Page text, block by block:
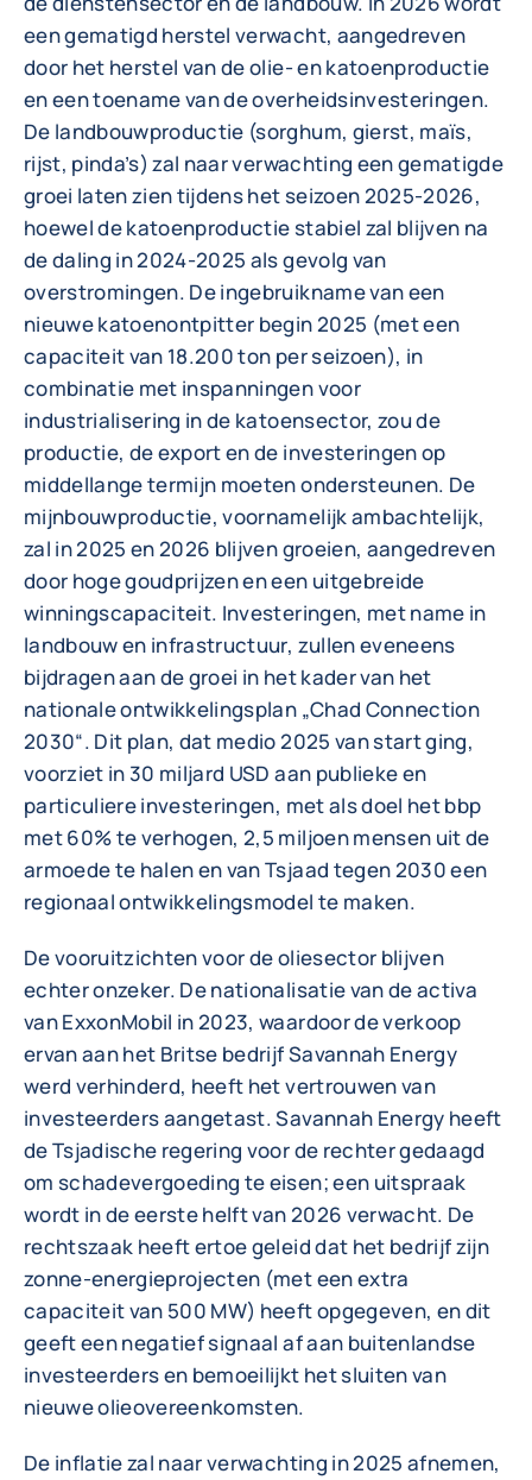
een gematigd herstel verwacht, aangedreven
door het herstel van de olie- en katoenproductie
en een toename van de overheidsinvesteringen.
De landbouwproductie (sorghum, gierst, maïs,
rijst, pinda’s) zal naar verwachting een gematigde
groei laten zien tijdens het seizoen 2025-2026,
hoewel de katoenproductie stabiel zal blijven na
de daling in 2024-2025 als gevolg van
overstromingen. De ingebruikname van een
nieuwe katoenontpitter begin 2025 (met een
capaciteit van 18.200 ton per seizoen), in
combinatie met inspanningen voor
industrialisering in de katoensector, zou de
productie, de export en de investeringen op
middellange termijn moeten ondersteunen. De
mijnbouwproductie, voornamelijk ambachtelijk,
zal in 2025 en 2026 blijven groeien, aangedreven
door hoge goudprijzen en een uitgebreide
winningscapaciteit. Investeringen, met name in
landbouw en infrastructuur, zullen eveneens
bijdragen aan de groei in het kader van het
nationale ontwikkelingsplan „Chad Connection
2030“. Dit plan, dat medio 2025 van start ging,
voorziet in 30 miljard USD aan publieke en
particuliere investeringen, met als doel het bbp
met 60% te verhogen, 2,5 miljoen mensen uit de
armoede te halen en van Tsjaad tegen 2030 een
regionaal ontwikkelingsmodel te maken.
De vooruitzichten voor de oliesector blijven
echter onzeker. De nationalisatie van de activa
van ExxonMobil in 2023, waardoor de verkoop
ervan aan het Britse bedrijf Savannah Energy
werd verhinderd, heeft het vertrouwen van
investeerders aangetast. Savannah Energy heeft
de Tsjadische regering voor de rechter gedaagd
om schadevergoeding te eisen; een uitspraak
wordt in de eerste helft van 2026 verwacht. De
rechtszaak heeft ertoe geleid dat het bedrijf zijn
zonne-energieprojecten (met een extra
capaciteit van 500 MW) heeft opgegeven, en dit
geeft een negatief signaal af aan buitenlandse
investeerders en bemoeilijkt het sluiten van
nieuwe olieovereenkomsten.
De inflatie zal naar verwachting in 2025 afnemen,